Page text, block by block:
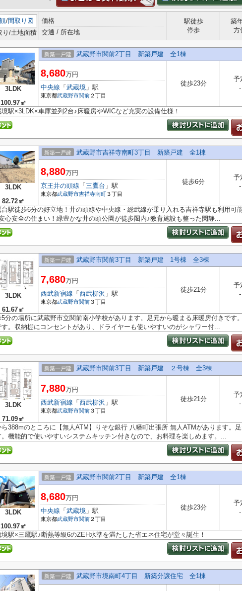
/間取り図
り/土地面積
価格
交通 / 所在地
駅徒歩
停歩
築
方
3LDK
100.97㎡
新築一戸建 武蔵野市関前2丁目 新築戸建 全1棟
8,680万円
中央線 「 武蔵境 」駅
東京都武蔵野市関前 ２丁目
徒歩23分
予
-
境駅×3LDK×車庫並列2台♪床暖房やWICなど充実の設備仕様！
3LDK
82.72㎡
新築一戸建 武蔵野市吉祥寺南町3丁目 新築戸建 全1棟
8,880万円
京王井の頭線 「 三鷹台 」駅
東京都武蔵野市吉祥寺南町 ３丁目
徒歩6分
予
-
台駅徒歩6分の好立地！井の頭線や中央線・総武線が乗り入れる吉祥寺駅も利用可
心安全の住まい！緑豊かな井の頭公園が徒歩圏内♪教育施設も整った閑静...
3LDK
61.67㎡
新築一戸建 武蔵野市関前3丁目 新築戸建 1号棟 全3棟
7,680万円
西武新宿線 「 西武柳沢 」駅
東京都武蔵野市関前３丁目
徒歩21分
予
-
5分の場所に武蔵野市立関前南小学校があります。足元から暖まる床暖房付きです
す。収納棚にコンセントがあり、ドライヤーも使いやすいのがシャワー付...
3LDK
71.09㎡
新築一戸建 武蔵野市関前3丁目 新築戸建 ２号棟 全3棟
7,880万円
西武新宿線 「 西武柳沢 」駅
東京都武蔵野市関前３丁目
徒歩21分
予
-
ら388mのところに【無人ATM】りそな銀行 八幡町出張所 無人ATMがあります。
。機能的で使いやすいシステムキッチン付きなので、お料理を楽しめます。...
3LDK
100.97㎡
新築一戸建 武蔵野市関前2丁目 新築戸建 全1棟
8,680万円
中央線 「 武蔵境 」駅
東京都武蔵野市関前 ２丁目
徒歩23分
予
-
境駅×三鷹駅♪断熱等級6のZEH水準を満たした省エネ住宅が堂々誕生！
新築一戸建 武蔵野市境南町4丁目 新築分譲住宅 全1棟